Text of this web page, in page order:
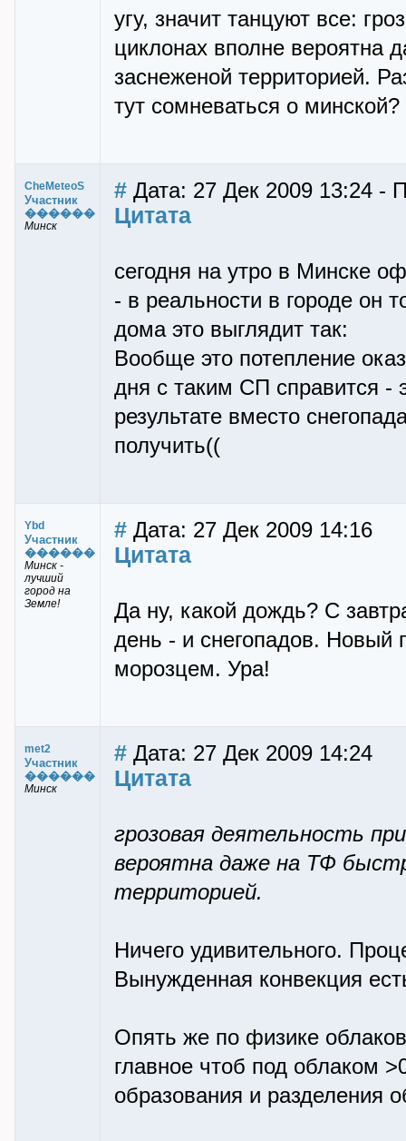
угу, значит танцуют все:
циклонах вполне
заснеженой территорией.
тут сомневаться о минской?
CheMeteoS
Участник
������
Минск
# Дата: 27 Дек 2009 13:24 -
Цитата
сегодня на утро в Минске
- в реальности в городе он
дома это выглядит так:
Вообще это потепление
дня с таким СП справится -
результате вместо
получить((
Ybd
Участник
������
Минск -
лучший
город на
Земле!
# Дата: 27 Дек 2009 14:16
Цитата
Да ну, какой дождь? С
день - и снегопадов. Новый
морозцем. Ура!
met2
Участник
������
Минск
# Дата: 27 Дек 2009 14:24
Цитата
грозовая деятельность
вероятна даже на ТФ
территорией.
Ничего удивительного.
Вынужденная конвекция
Опять же по физике
главное чтоб под облаком
образования и разделения